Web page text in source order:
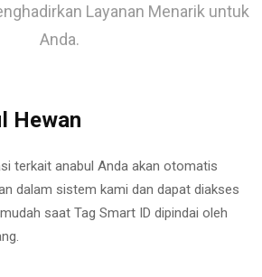
Layanan Menarik untuk
Anda.
Hewan
terkait anabul Anda akan otomatis
dalam sistem kami dan dapat diakses
saat Tag Smart ID dipindai oleh